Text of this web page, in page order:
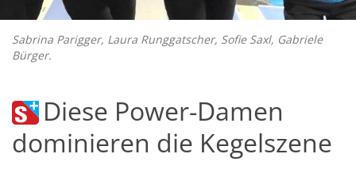
Sabrina Parigger, Laura Runggatscher, Sofie Saxl, Gabriele
Bürger.
Diese Power-Damen
dominieren die Kegelszene